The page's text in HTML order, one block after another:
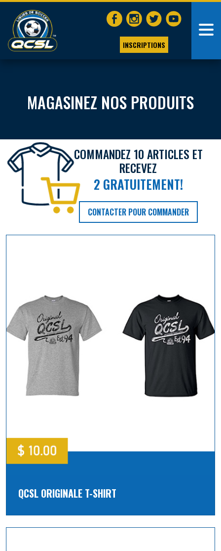
INSCRIPTIONS
MAGASINEZ NOS PRODUITS
COMMANDEZ 10 ARTICLES ET
RECEVEZ
2 GRATUITEMENT!
CONTACTER POUR COMMANDER
QCSL ORIGINALE T-SHIRT